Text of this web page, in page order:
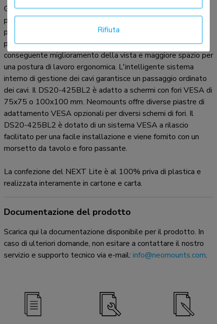
Grazie al braccio superiore corto T-Rex® del NEXT Lite, la
profondità richiesta è minima se posizionato vicino a una
parete o a un pannello divisorio. In questo modo gli schermi
possono essere posizionati più lontano dall'utente, con
conseguente miglioramento della vista e maggiore spazio per
una postura di lavoro ergonomica. L'intelligente sistema
interno di gestione dei cavi garantisce un passaggio ordinato
dei cavi. Il DS20-425BL2 è adatto a schermi con fori VESA di
75x75 o 100x100 mm. Neomounts offre diverse piastre di
adattamento VESA opzionali per diversi schemi di fori. Il
DS20-425BL2 è dotato di un sistema VESA a rilascio
facilitato per una facile installazione e viene fornito con un
morsetto da tavolo e foro passante.
La confezione del NEXT Lite è al 100% priva di plastica e
realizzata interamente in cartone e carta.
Documentazione del prodotto
Scarica qui la documentazione disponibile per il prodotto. In
caso di ulteriori domande, non esitare a contattare il nostro
servizio e supporto tecnico via e-mail: info@neomounts.com.
Rifiuta